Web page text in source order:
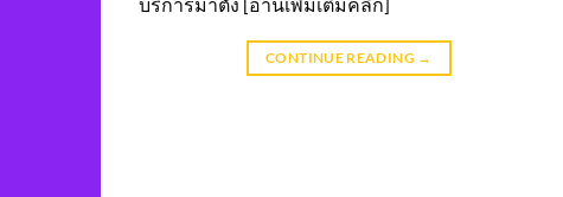
CONTINUE READING →